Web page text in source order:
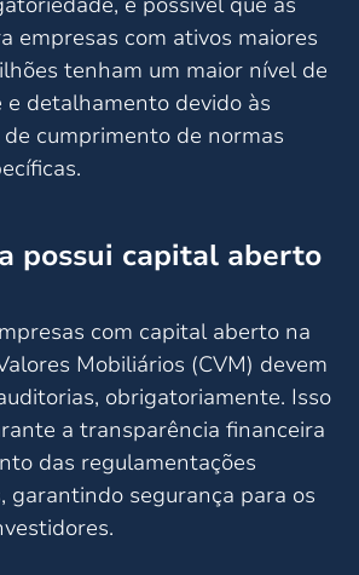
empresas com ativos maiores
tenham um maior nível de
e detalhamento devido às
cumprimento de normas
possui capital aberto
com capital aberto na
Mobiliários (CVM) devem
obrigatoriamente. Isso
a transparência financeira
das regulamentações
garantindo segurança para os